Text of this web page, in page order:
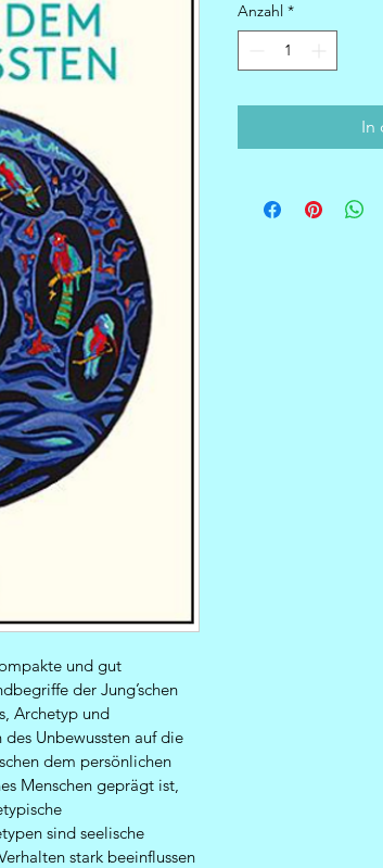
und gut
der Jung’schen
Archetyp und
Unbewussten auf die
dem persönlichen
Menschen geprägt ist,
sind seelische
stark beeinflussen
Anzahl *
In